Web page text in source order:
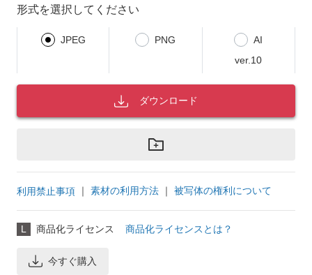
形式を選択してください
JPEG PNG
AI
ver.10
ダウンロード
利用禁止事項 ｜ 素材の利用方法 ｜ 被写体の権利について
L 商品化ライセンス 商品化ライセンスとは？
今すぐ購入